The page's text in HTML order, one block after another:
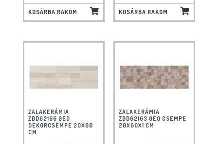
KOSÁRBA RAKOM KOSÁRBA RAKOM
ZALAKERÁMIA
ZBD62166 GEO
DEKORCSEMPE 20X60
CM
ZALAKERÁMIA
ZBD62163 GEO CSEMPE
20X60X1 CM